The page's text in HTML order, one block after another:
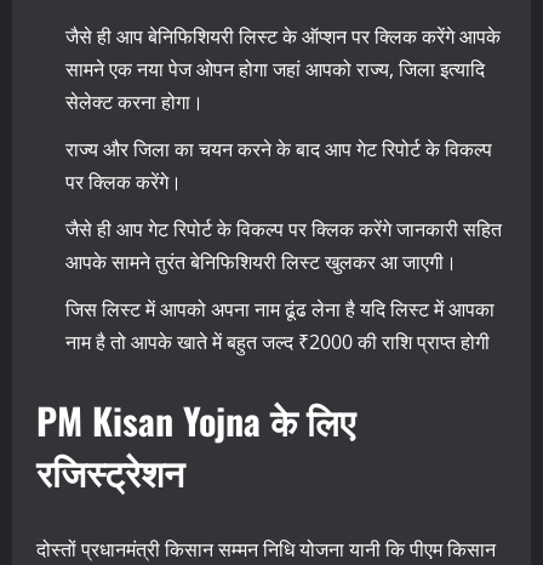
जैसे ही आप बेनिफिशियरी लिस्ट के ऑप्शन पर क्लिक करेंगे आपके
सामने एक नया पेज ओपन होगा जहां आपको राज्य, जिला इत्यादि
सेलेक्ट करना होगा।
राज्य और जिला का चयन करने के बाद आप गेट रिपोर्ट के विकल्प
पर क्लिक करेंगे।
जैसे ही आप गेट रिपोर्ट के विकल्प पर क्लिक करेंगे जानकारी सहित
आपके सामने तुरंत बेनिफिशियरी लिस्ट खुलकर आ जाएगी।
जिस लिस्ट में आपको अपना नाम ढूंढ लेना है यदि लिस्ट में आपका
नाम है तो आपके खाते में बहुत जल्द ₹2000 की राशि प्राप्त होगी
PM Kisan Yojna के लिए
रजिस्ट्रेशन
दोस्तों प्रधानमंत्री किसान सम्मन निधि योजना यानी कि पीएम किसान